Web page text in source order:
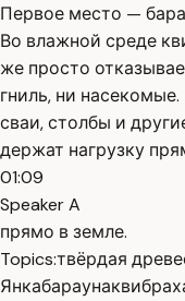
Первое место —
Во влажной среде
же просто
гниль, ни
сваи, столбы и
держат нагрузку
01:09
Speaker A
прямо в земле.
Topics:твёрдая
Янкабарауна